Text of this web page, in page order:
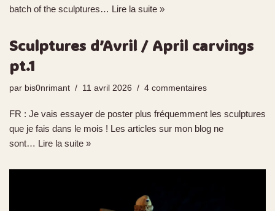
batch of the sculptures… Lire la suite »
Sculptures d’Avril / April carvings
pt.1
par bis0nrimant 11 avril 2026 4 commentaires
FR : Je vais essayer de poster plus fréquemment les sculptures
que je fais dans le mois ! Les articles sur mon blog ne
sont… Lire la suite »